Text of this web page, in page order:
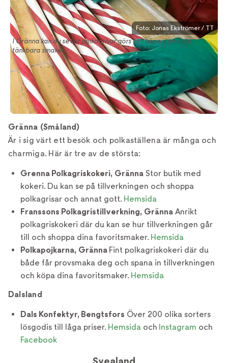
I Gränna kan du se hur polkagrisar görs och köpa dem i alla
tänkbara smaker.
Foto: Jonas Ekströmer / TT
Gränna (Småland)
Är i sig värt ett besök och polkaställena är många och
charmiga. Här är tre av de största:
Grenna Polkagriskokeri, Gränna Stor butik med
kokeri. Du kan se på tillverkningen och shoppa
polkagrisar och annat gott. Hemsida
Franssons Polkagristillverkning, Gränna Anrikt
polkagriskokeri där du kan se hur tillverkningen går
till och shoppa dina favoritsmaker. Hemsida
Polkapojkarna, Gränna Fint polkagriskokeri där du
både får provsmaka deg och spana in tillverkningen
och köpa dina favoritsmaker. Hemsida
Dalsland
Dals Konfektyr, Bengtsfors Över 200 olika sorters
lösgodis till låga priser. Hemsida och Instagram och
Facebook